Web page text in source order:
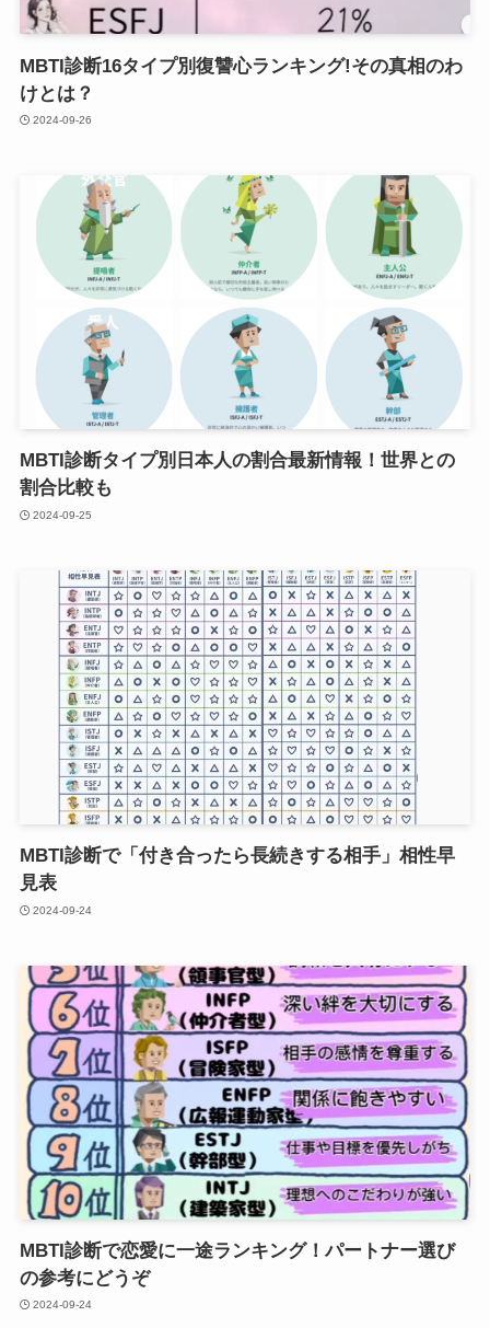
MBTI診断16タイプ別復讐心ランキング!その真相のわ
けとは？
2024-09-26
MBTI診断タイプ別日本人の割合最新情報！世界との
割合比較も
2024-09-25
MBTI診断で「付き合ったら長続きする相手」相性早
見表
2024-09-24
MBTI診断で恋愛に一途ランキング！パートナー選び
の参考にどうぞ
2024-09-24